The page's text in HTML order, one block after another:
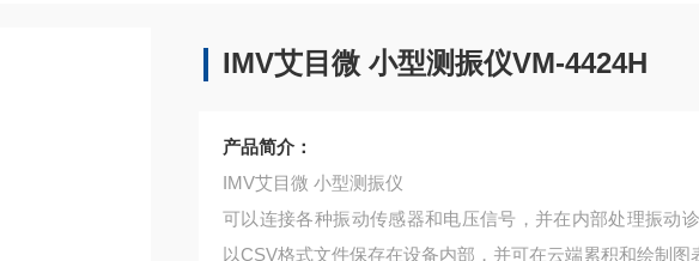
IMV艾目微 小型测振仪VM-4424H
产品简介：
IMV艾目微 小型测振仪
可以连接各种振动传感器和电压信号，并在内部处理振动
以CSV格式文件保存在设备内部，并可在云端累积和绘制图